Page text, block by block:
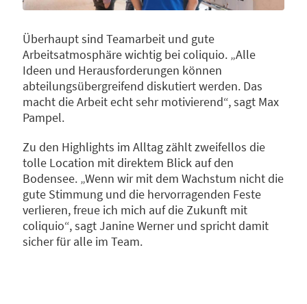
Überhaupt sind Teamarbeit und gute
Arbeitsatmosphäre wichtig bei coliquio. „Alle
Ideen und Herausforderungen können
abteilungsübergreifend diskutiert werden. Das
macht die Arbeit echt sehr motivierend“, sagt Max
Pampel.
Zu den Highlights im Alltag zählt zweifellos die
tolle Location mit direktem Blick auf den
Bodensee. „Wenn wir mit dem Wachstum nicht die
gute Stimmung und die hervorragenden Feste
verlieren, freue ich mich auf die Zukunft mit
coliquio“, sagt Janine Werner und spricht damit
sicher für alle im Team.